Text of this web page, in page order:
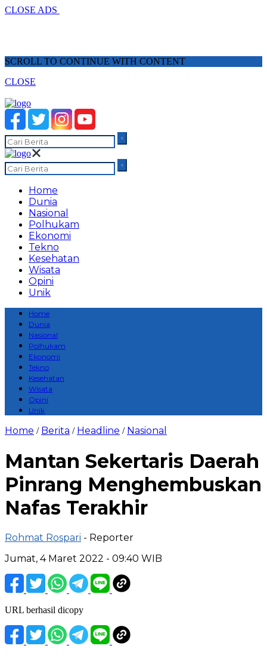
CLOSE ADS
SCROLL TO CONTINUE WITH CONTENT
CLOSE
Home
Dunia
Nasional
Polhukam
Ekonomi
Tekno
Kesehatan
Wisata
Opini
Unik
Home
Dunia
Nasional
Polhukam
Ekonomi
Tekno
Kesehatan
Wisata
Opini
Unik
Home / Berita / Headline / Nasional
Mantan Sekertaris Daerah
Pinrang Menghembuskan
Nafas Terakhir
Rohmat Rospari - Reporter
Jumat, 4 Maret 2022 - 09:40 WIB
URL berhasil dicopy